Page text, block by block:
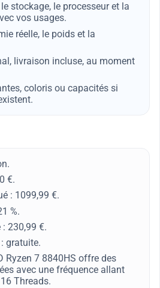
stockage, le processeur et la
vos usages.
réelle, le poids et la
livraison incluse, au moment
coloris ou capacités si
€.
: 1099,99 €.
%.
230,99 €.
gratuite.
Ryzen 7 8840HS offre des
avec une fréquence allant
Threads.